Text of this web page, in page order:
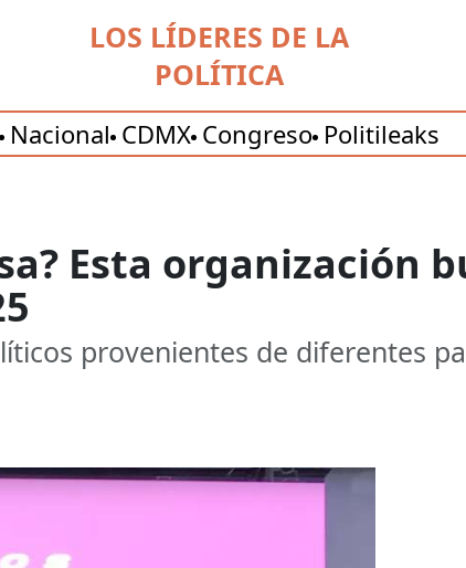
LOS LÍDERES DE LA
POLÍTICA
Nacional CDMX Congreso Politileaks
Esta organización
provenientes de diferentes